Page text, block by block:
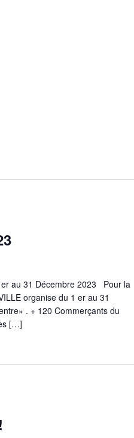
au 31 Décembre 2023 Pour la
organise du 1 er au 31
. + 120 Commerçants du
[…]